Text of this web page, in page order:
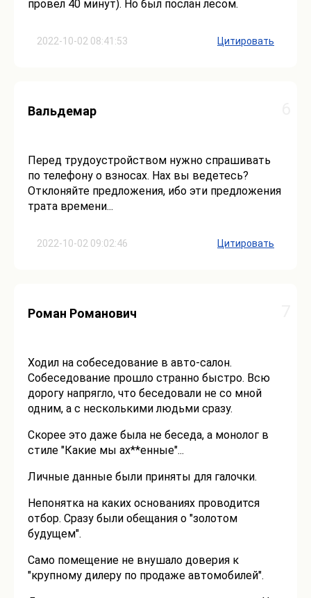
2022-10-02 08:41:53
провел 40 минут). Но был послан лесом.
Цитировать
2022-10-02 09:02:46
Вальдемар
Перед трудоустройством нужно спрашивать
по телефону о взносах. Нах вы ведетесь?
Отклоняйте предложения, ибо эти предложения
трата времени...
Цитировать
Роман Романович
Ходил на собеседование в авто-салон.
Собеседование прошло странно быстро. Всю
дорогу напрягло, что беседовали не со мной
одним, а с несколькими людьми сразу.
Скорее это даже была не беседа, а монолог в
стиле "Какие мы ах**енные"...
Личные данные были приняты для галочки.
Непонятка на каких основаниях проводится
отбор. Сразу были обещания о "золотом
будущем".
Само помещение не внушало доверия к
"крупному дилеру по продаже автомобилей".